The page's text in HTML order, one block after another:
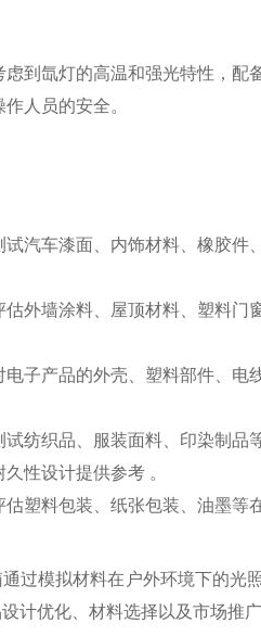
虑到氙灯的高温和强光特性，配
人员的安全。
试汽车漆面、内饰材料、橡胶
估外墙涂料、屋顶材料、塑料
电子产品的外壳、塑料部件、
试纺织品、服装面料、印染制
性设计提供参考 。
估塑料包装、纸张包装、油墨
过模拟材料在户外环境下的光
计优化、材料选择以及市场推